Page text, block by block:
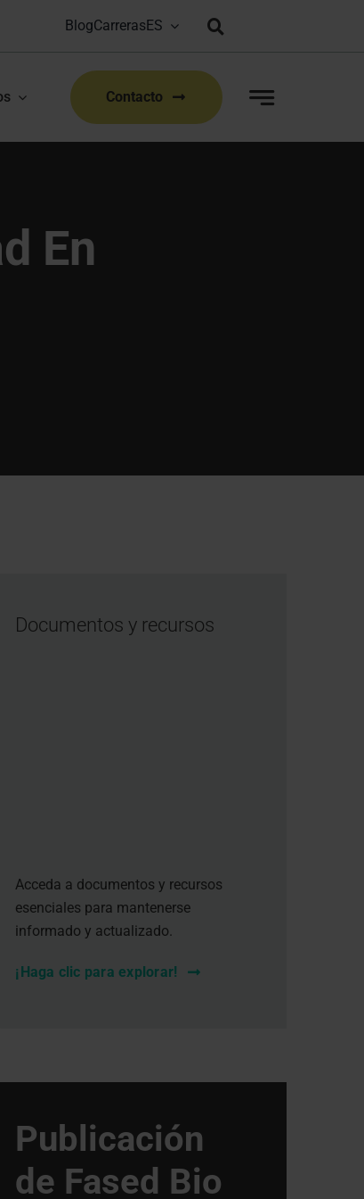
Bioproduction Congress: Lyon, FR | 22-23 Sep 2026
BlogCarreras
Contacto
En
Documentos y recursos
Acceda a documentos y recursos
esenciales para mantenerse
informado y actualizado.
¡Haga clic para explorar!
Publicación
de Fased Bio